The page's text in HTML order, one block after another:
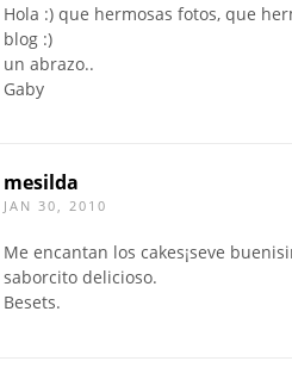
Hola :) que hermosas fotos, que
blog :)
un abrazo..
Gaby
mesilda
JAN 30, 2010
Me encantan los cakes¡seve
saborcito delicioso.
Besets.